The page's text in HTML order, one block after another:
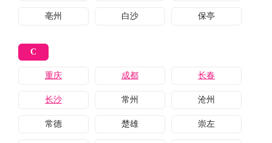
亳州 白沙 保亭
C
重庆 成都 长春
长沙 常州 沧州
常德 楚雄 崇左